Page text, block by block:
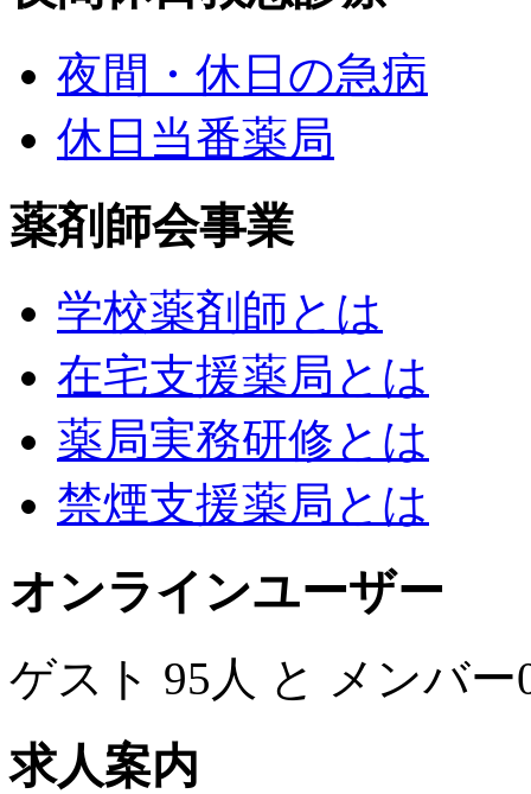
夜間・休日の急病
休日当番薬局
薬剤師会事業
学校薬剤師とは
在宅支援薬局とは
薬局実務研修とは
禁煙支援薬局とは
オンラインユーザー
ゲスト 95人 と メンバ
求人案内